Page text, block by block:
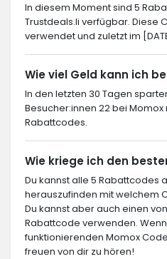
In diesem Moment sind 5
Trustdeals.li verfügbar. Diese
verwendet und zuletzt im
Wie viel Geld kann ich
In den letzten 30 Tagen
Besucher:innen 22 bei
Rabattcodes.
Wie kriege ich den
Du kannst alle 5 Rabattcodes
herauszufinden mit welchem
Du kannst aber auch einen
Rabattcode verwenden.
funktionierenden Momox
freuen von dir zu hören!